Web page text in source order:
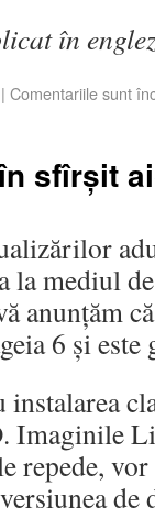
în
| Comentariile sunt
sfîrșit
la mediul
anunțăm
6 și este
Imaginile
repede, vor
de